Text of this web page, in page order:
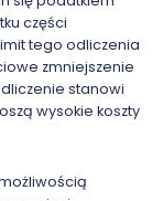
części
tego odliczenia
zmniejszenie
stanowi
wysokie koszty